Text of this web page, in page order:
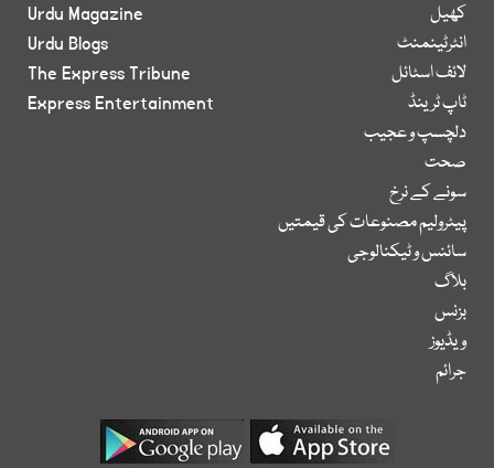
کھیل
انٹرٹینمنٹ
لائف اسٹائل
ٹاپ ٹرینڈ
دلچسپ و عجیب
صحت
سونے کے نرخ
پیٹرولیم مصنوعات کی قیمتیں
سائنس و ٹیکنالوجی
بلاگ
بزنس
ویڈیوز
جرائم
Urdu Magazine
Urdu Blogs
The Express Tribune
Express Entertainment